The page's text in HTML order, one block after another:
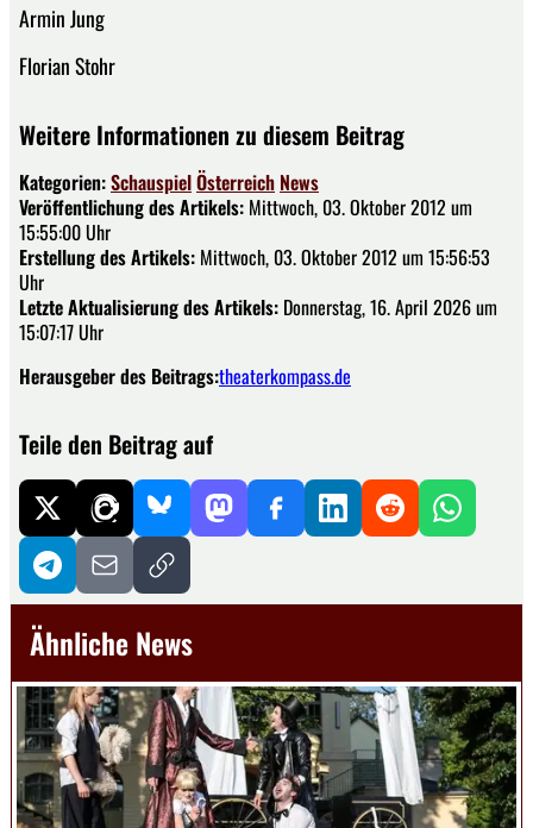
Armin Jung
Florian Stohr
Weitere Informationen zu diesem Beitrag
Kategorien:SchauspielÖsterreich News
Veröffentlichung des Artikels: Mittwoch, 03. Oktober 2012 um
15:55:00 Uhr
Erstellung des Artikels: Mittwoch, 03. Oktober 2012 um 15:56:53
Uhr
Letzte Aktualisierung des Artikels: Donnerstag, 16. April 2026 um
15:07:17 Uhr
Herausgeber des Beitrags:theaterkompass.de
Teile den Beitrag auf
Ähnliche News